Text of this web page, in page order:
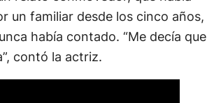
un familiar desde los cinco años,
había contado. “Me decía que
contó la actriz.